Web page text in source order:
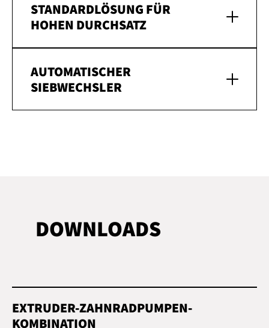
STANDARDLÖSUNG FÜR
HOHEN DURCHSATZ
AUTOMATISCHER
SIEBWECHSLER
DOWNLOADS
EXTRUDER-ZAHNRADPUMPEN-
KOMBINATION